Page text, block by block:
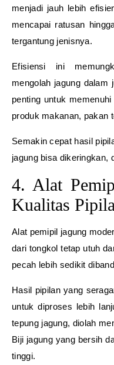
menjadi jauh lebih
mencapai ratusan
tergantung jenisnya.
Efisiensi ini
mengolah jagung
penting untuk
produk makanan, pakan
Semakin cepat hasil
jagung bisa dikeringkan,
4. Alat
Kualitas
Alat pemipil jagung
dari tongkol tetap utuh
pecah lebih sedikit
Hasil pipilan yang
untuk diproses lebih
tepung jagung, diolah
Biji jagung yang bersih
tinggi.